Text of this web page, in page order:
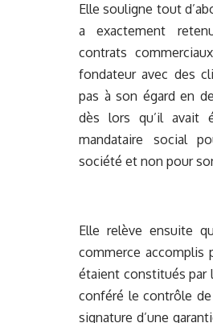
Elle souligne tout
a exactement
contrats
fondateur avec des
pas à son égard en
dès lors qu’il avait
mandataire social
société et non pour
Elle relève ensuite
commerce accomplis
étaient constitués par
conféré le contrôle
signature d’une